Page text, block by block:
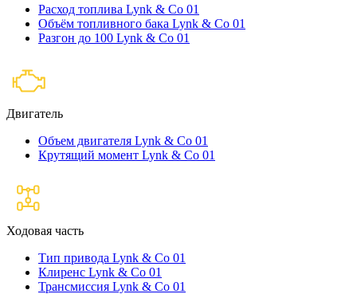
Расход топлива Lynk & Co 01
Объём топливного бака Lynk & Co 01
Разгон до 100 Lynk & Co 01
Двигатель
Объем двигателя Lynk & Co 01
Крутящий момент Lynk & Co 01
Ходовая часть
Тип привода Lynk & Co 01
Клиренс Lynk & Co 01
Трансмиссия Lynk & Co 01